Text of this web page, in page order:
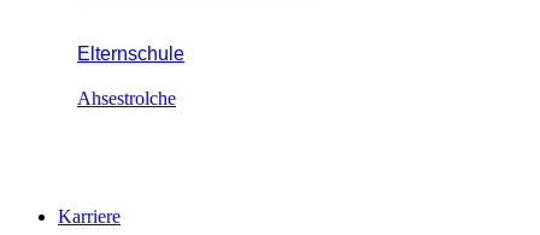
Elternschule
Ahsestrolche
Karriere